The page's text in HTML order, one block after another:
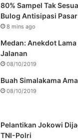
80% Sampel Tak
Bulog Antisipasi Pasar
8 mins ago
Medan: Anekdot
Jalanan
08/10/2019
Buah Simalakama
08/10/2019
Pelantikan Jokowi
TNI-Polri